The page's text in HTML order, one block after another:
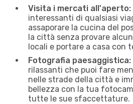
Visita i mercati all'aperto:
interessanti di qualsiasi
assaporare la cucina del
la città senza provare
locali e portare a casa con
Fotografia paesaggistica:
rilassanti che puoi fare
nelle strade della città e
bellezza con la tua
tutte le sue sfaccettature.